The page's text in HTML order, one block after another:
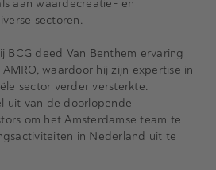
aan waardecreatie- en
sectoren.
BCG deed Van Benthem ervaring
waardoor hij zijn expertise in
sector verder versterkte.
uit van de doorlopende
om het Amsterdamse team te
in Nederland uit te